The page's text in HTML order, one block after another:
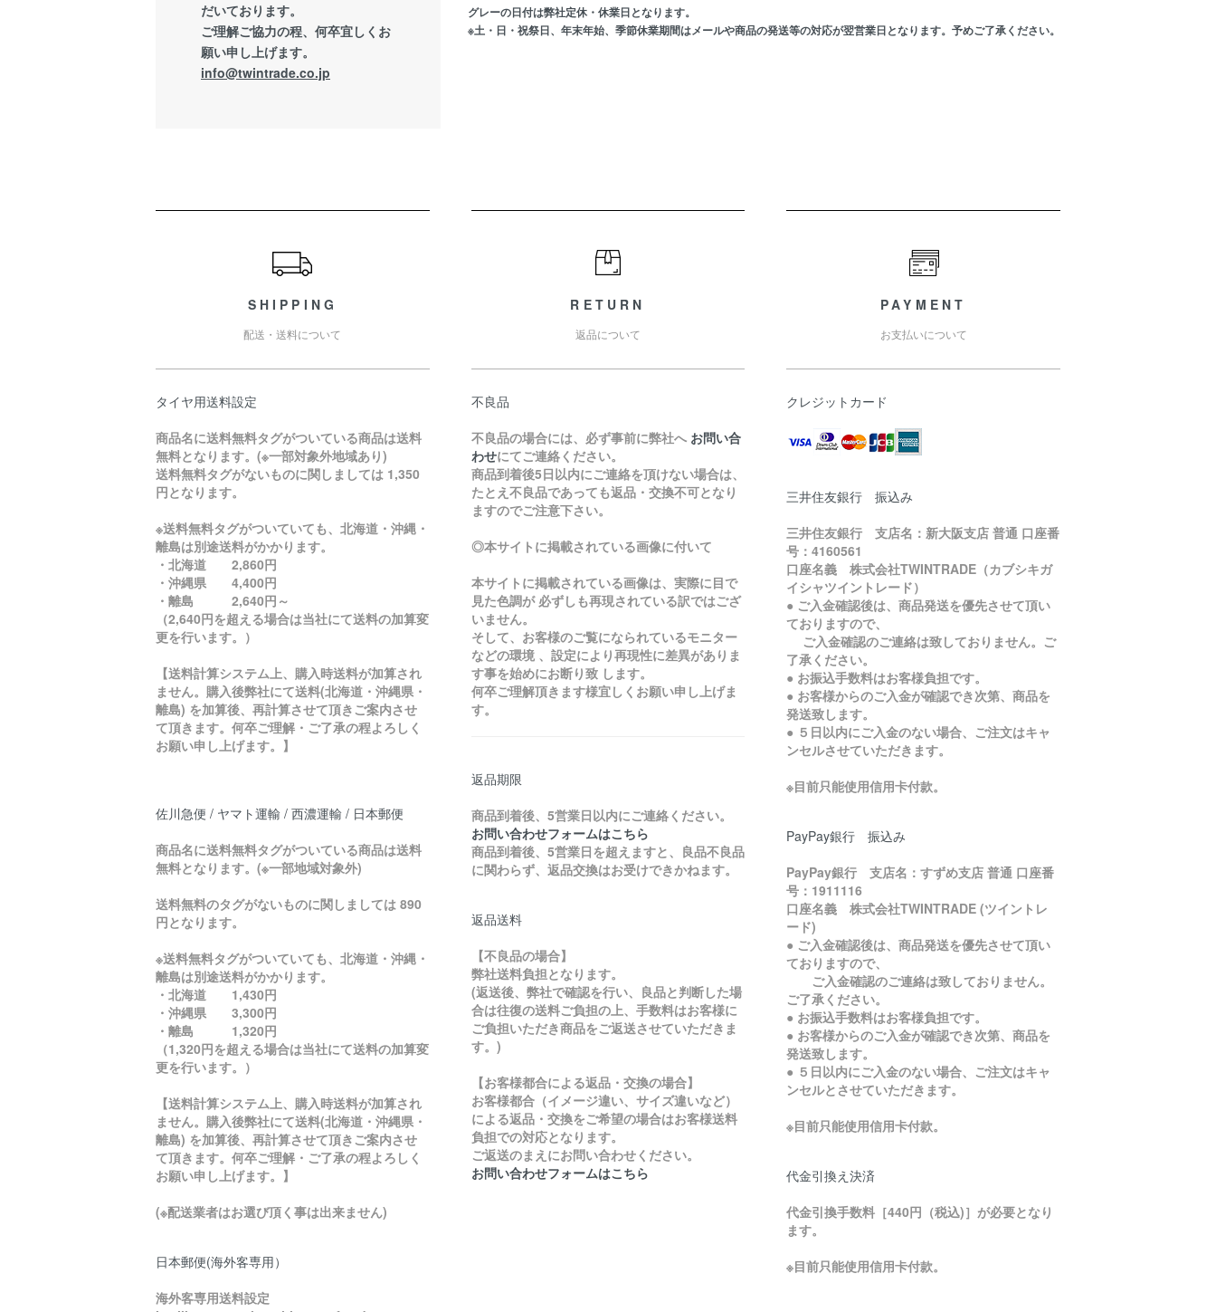
だいております。
ご理解ご協力の程、何卒宜しくお
願い申し上げます。
info@twintrade.co.jp
グレーの日付は弊社定休・休業日となります。
※土・日・祝祭日、年末年始、季節休業期間はメールや商品の発送等の対応が翌営業日となります。予めご了承ください。
SHIPPING
配送・送料について
タイヤ用送料設定
商品名に送料無料タグがついている商品は送料
無料となります。(※一部対象外地域あり)
送料無料タグがないものに関しましては 1,350
円となります。
※送料無料タグがついていても、北海道・沖縄・
離島は別途送料がかかります。
・北海道 2,860円
・沖縄県 4,400円
・離島 2,640円～
（2,640円を超える場合は当社にて送料の加算変
更を行います。）
【送料計算システム上、購入時送料が加算され
ません。購入後弊社にて送料(北海道・沖縄県・
離島) を加算後、再計算させて頂きご案内させ
て頂きます。何卒ご理解・ご了承の程よろしく
お願い申し上げます。】
佐川急便 / ヤマト運輸 / 西濃運輸 / 日本郵便
商品名に送料無料タグがついている商品は送料
無料となります。(※一部地域対象外)
送料無料のタグがないものに関しましては 890
円となります。
※送料無料タグがついていても、北海道・沖縄・
離島は別途送料がかかります。
・北海道 1,430円
・沖縄県 3,300円
・離島 1,320円
（1,320円を超える場合は当社にて送料の加算変
更を行います。）
【送料計算システム上、購入時送料が加算され
ません。購入後弊社にて送料(北海道・沖縄県・
離島) を加算後、再計算させて頂きご案内させ
て頂きます。何卒ご理解・ご了承の程よろしく
お願い申し上げます。】
(※配送業者はお選び頂く事は出来ません)
日本郵便(海外客専用）
海外客専用送料設定
RETURN
返品について
不良品
不良品の場合には、必ず事前に弊社へ お問い合
わせにてご連絡ください。
商品到着後5日以内にご連絡を頂けない場合は、
たとえ不良品であっても返品・交換不可となり
ますのでご注意下さい。
◎本サイトに掲載されている画像に付いて
本サイトに掲載されている画像は、実際に目で
見た色調が 必ずしも再現されている訳ではござ
いません。
そして、お客様のご覧になられているモニター
などの環境 、設定により再現性に差異がありま
す事を始めにお断り致 します。
何卒ご理解頂きます様宜しくお願い申し上げま
す。
返品期限
商品到着後、5営業日以内にご連絡ください。
お問い合わせフォームはこちら
商品到着後、5営業日を超えますと、良品不良品
に関わらず、返品交換はお受けできかねます。
返品送料
【不良品の場合】
弊社送料負担となります。
(返送後、弊社で確認を行い、良品と判断した場
合は往復の送料ご負担の上、手数料はお客様に
ご負担いただき商品をご返送させていただきま
す。)
【お客様都合による返品・交換の場合】
お客様都合（イメージ違い、サイズ違いなど）
による返品・交換をご希望の場合はお客様送料
負担での対応となります。
ご返送のまえにお問い合わせください。
お問い合わせフォームはこちら
PAYMENT
お支払いについて
クレジットカード
三井住友銀行 振込み
三井住友銀行 支店名：新大阪支店 普通 口座番
号：4160561
口座名義 株式会社TWINTRADE（カブシキガ
イシャツイントレード）
● ご入金確認後は、商品発送を優先させて頂い
ておりますので、
ご入金確認のご連絡は致しておりません。ご
了承ください。
● お振込手数料はお客様負担です。
● お客様からのご入金が確認でき次第、商品を
発送致します。
● ５日以内にご入金のない場合、ご注文はキャ
ンセルさせていただきます。
※目前只能使用信用卡付款。
PayPay銀行 振込み
PayPay銀行 支店名：すずめ支店 普通 口座番
号：1911116
口座名義 株式会社TWINTRADE (ツイントレ
ード)
● ご入金確認後は、商品発送を優先させて頂い
ておりますので、
ご入金確認のご連絡は致しておりません。
ご了承ください。
● お振込手数料はお客様負担です。
● お客様からのご入金が確認でき次第、商品を
発送致します。
● ５日以内にご入金のない場合、ご注文はキャ
ンセルとさせていただきます。
※目前只能使用信用卡付款。
代金引換え決済
代金引換手数料［440円（税込)］が必要となり
ます。
※目前只能使用信用卡付款。